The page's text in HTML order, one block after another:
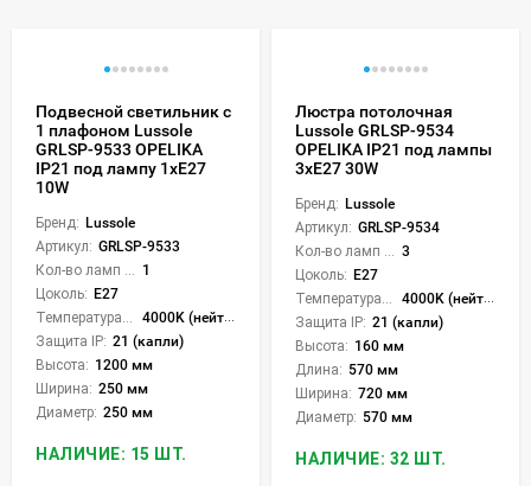
Подвесной светильник с
1 плафоном Lussole
GRLSP-9533 OPELIKA
IP21 под лампу 1xE27
10W
Бренд: Lussole
Артикул: GRLSP-9533
1
Цоколь: E27
4000K (нейтральный)
Защита IP: 21 (капли)
Высота: 1200 мм
Ширина: 250 мм
Диаметр: 250 мм
НАЛИЧИЕ: 15 ШТ.
Люстра потолочная
Lussole GRLSP-9534
OPELIKA IP21 под лампы
3xE27 30W
Бренд: Lussole
Артикул: GRLSP-9534
3
Цоколь: E27
4000K (нейтральный)
Защита IP: 21 (капли)
Высота: 160 мм
Длина: 570 мм
Ширина: 720 мм
Диаметр: 570 мм
НАЛИЧИЕ: 32 ШТ.